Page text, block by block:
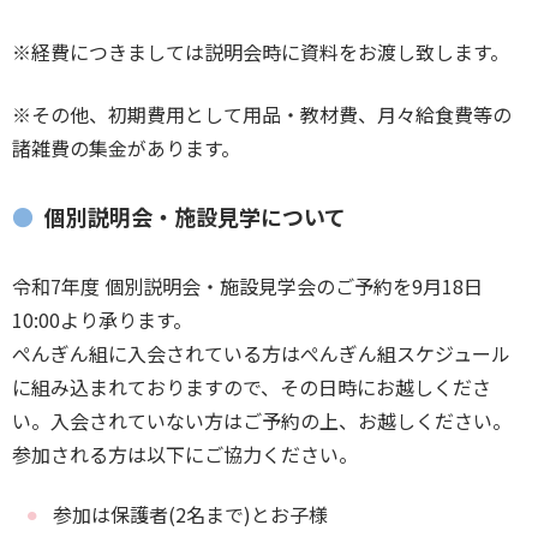
※経費につきましては説明会時に資料をお渡し致します。
※その他、初期費用として用品・教材費、月々給食費等の
諸雑費の集金があります。
個別説明会・施設見学について
令和7年度 個別説明会・施設見学会のご予約を9月18日
10:00より承ります。
ぺんぎん組に入会されている方はぺんぎん組スケジュール
に組み込まれておりますので、その日時にお越しくださ
い。入会されていない方はご予約の上、お越しください。
参加される方は以下にご協力ください。
参加は保護者(2名まで)とお子様